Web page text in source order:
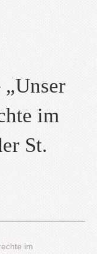
im
St.
im